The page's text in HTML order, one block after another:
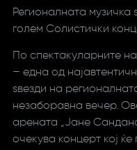
Регионалната
голем Солистички
По спектакуларните
– една од
ѕвезди на
незаборавна вечер.
арената „Јане
очекува концерт кој